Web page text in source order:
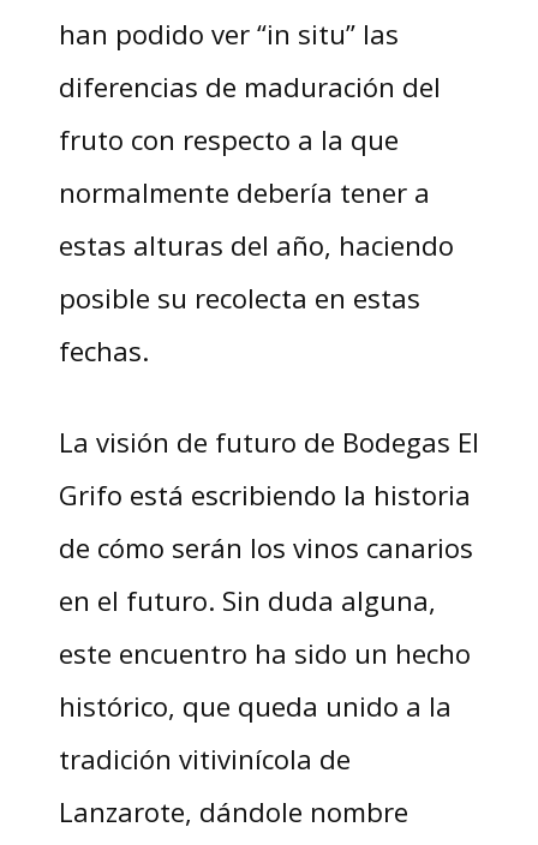
han podido ver “in situ” las
diferencias de maduración del
fruto con respecto a la que
normalmente debería tener a
estas alturas del año, haciendo
posible su recolecta en estas
fechas.
La visión de futuro de Bodegas El
Grifo está escribiendo la historia
de cómo serán los vinos canarios
en el futuro. Sin duda alguna,
este encuentro ha sido un hecho
histórico, que queda unido a la
tradición vitivinícola de
Lanzarote, dándole nombre